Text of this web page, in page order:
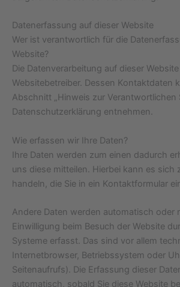
Datenerfassung auf dieser Website
Wer ist verantwortlich für die
Website?
Die Datenverarbeitung auf dieser
Websitebetreiber. Dessen Kontaktdaten
Abschnitt „Hinweis zur Verantwortlichen
Datenschutzerklärung entnehmen.
Wie erfassen wir Ihre Daten?
Ihre Daten werden zum einen dadurch
uns diese mitteilen. Hierbei kann es sich
handeln, die Sie in ein Kontaktformular
Andere Daten werden automatisch oder
Einwilligung beim Besuch der Website
Systeme erfasst. Das sind vor allem
Internetbrowser, Betriebssystem oder
Seitenaufrufs). Die Erfassung dieser
automatisch, sobald Sie diese Website